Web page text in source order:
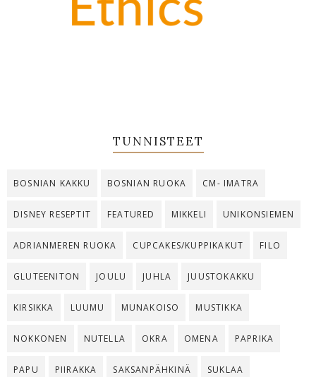
TUNNISTEET
BOSNIAN KAKKU BOSNIAN RUOKA CM- IMATRA
DISNEY RESEPTIT FEATURED MIKKELI UNIKONSIEMEN
ADRIANMEREN RUOKA CUPCAKES/KUPPIKAKUT FILO
GLUTEENITON JOULU JUHLA JUUSTOKAKKU
KIRSIKKA LUUMU MUNAKOISO MUSTIKKA
NOKKONEN NUTELLA OKRA OMENA PAPRIKA
PAPU PIIRAKKA SAKSANPÄHKINÄ SUKLAA